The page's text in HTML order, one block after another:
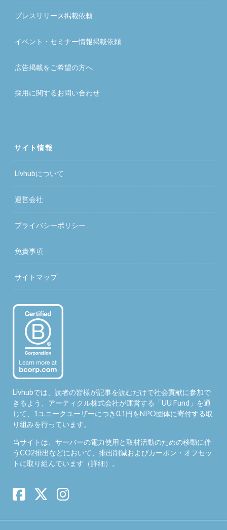
プレスリリース掲載依頼
イベント・セミナー情報掲載依頼
広告掲載をご希望の方へ
採用に関するお問い合わせ
サイト情報
Livhubについて
運営会社
プライバシーポリシー
免責事項
サイトマップ
Livhubでは、読者の皆様が記事を読むだけで社会貢献に参加で
きるよう、アーティクル株式会社が運営する「UU Fund 」を通
じて、1ユニークユーザーにつき0.1円をNPO団体に寄付する取
り組みを行っています。
当サイトは、サーバーの電力使用と取材活動のための移動に伴
うCO2排出などにおいて、排出削減およびカーボン・オフセッ
トに取り組んでいます（詳細）。